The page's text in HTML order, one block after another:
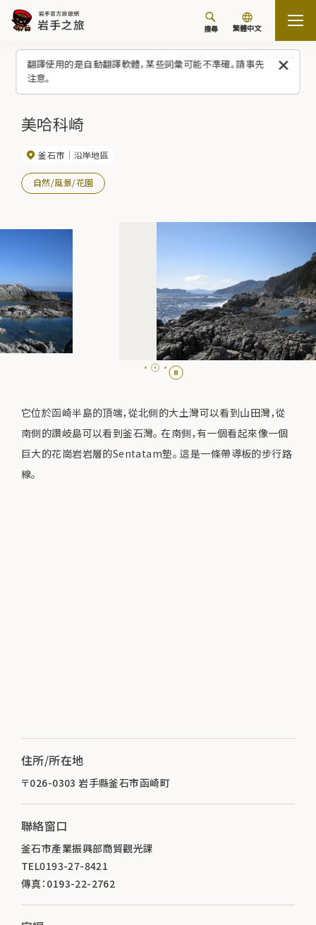
翻譯使用的是自動翻譯軟體，某些詞彙可能不準確。請事先
注意。
搜尋 繁體中文
美哈科崎
釜石市 沿岸地區
自然/風景/花園
它位於函崎半島的頂端，從北側的大土灣可以看到山田灣，從
南側的讚岐島可以看到釜石灣。 在南側，有一個看起來像一個
巨大的花崗岩岩層的Sentatam墊。 這是一條帶導板的步行路
線。
住所/所在地
〒026-0303 岩手縣釜石市函崎町
聯絡窗口
釜石市產業振興部商貿觀光課
TEL0193-27-8421
傳真：0193-22-2762